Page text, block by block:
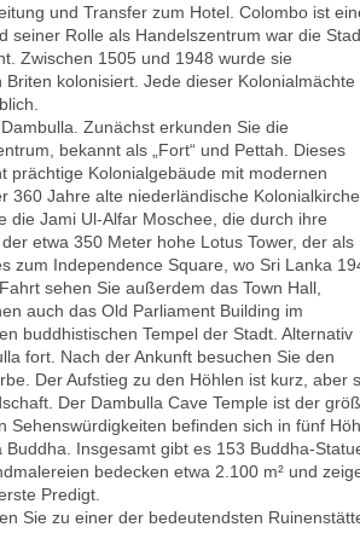
und Transfer zum Hotel. Colombo ist
seiner Rolle als Handelszentrum war die
Zwischen 1505 und 1948 wurde sie
kolonisiert. Jede dieser Kolonialmächte
Zunächst erkunden Sie die
bekannt als „Fort“ und Pettah. Dieses
prächtige Kolonialgebäude mit modernen
360 Jahre alte niederländische
die Jami Ul-Alfar Moschee, die durch ihre
etwa 350 Meter hohe Lotus Tower, der als
zum Independence Square, wo Sri Lanka
sehen Sie außerdem das Town Hall,
auch das Old Parliament Building im
buddhistischen Tempel der Stadt. Alternativ
fort. Nach der Ankunft besuchen Sie den
Der Aufstieg zu den Höhlen ist kurz, aber
Der Dambulla Cave Temple ist der
befinden sich in fünf
Insgesamt gibt es 153 Buddha-
bedecken etwa 2.100 m² und
Predigt.
Sie zu einer der bedeutendsten